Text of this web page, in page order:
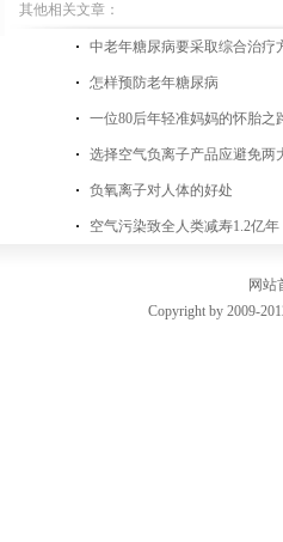
其他相关文章：
中老年糖尿病要采取综合治疗
怎样预防老年糖尿病
一位80后年轻准妈妈的怀胎之
选择空气负离子产品应避免两
负氧离子对人体的好处
空气污染致全人类减寿1.2亿
网站
Copyright by 2009-